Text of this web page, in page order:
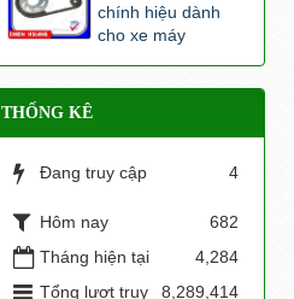
chính hiệu dành
cho xe máy
THỐNG KÊ
Đang truy cập 4
Hôm nay
682
Tháng hiện tại
4,284
Tổng lượt truy
8,289,414